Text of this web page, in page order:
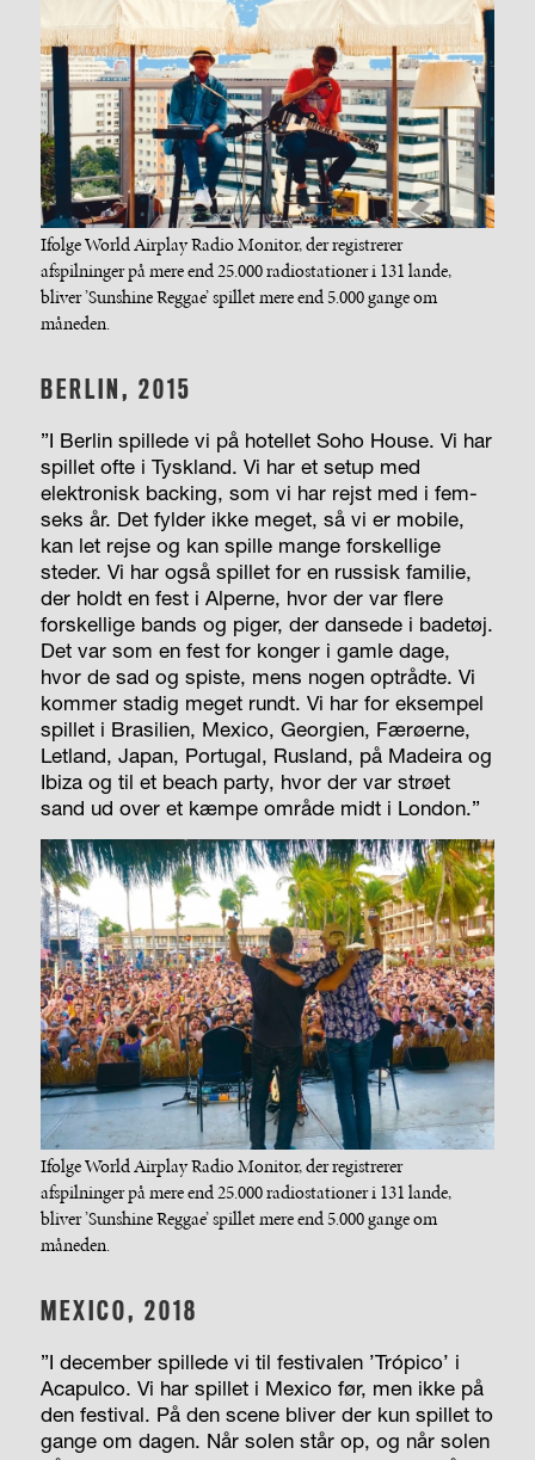
Ifølge World Airplay Radio Monitor, der registrerer
afspilninger på mere end 25.000 radiostationer i 131 lande,
bliver ’Sunshine Reggae’ spillet mere end 5.000 gange om
måneden.
BERLIN, 2015
”I Berlin spillede vi på hotellet Soho House. Vi har
spillet ofte i Tyskland. Vi har et setup med
elektronisk backing, som vi har rejst med i fem-
seks år. Det fylder ikke meget, så vi er mobile,
kan let rejse og kan spille mange forskellige
steder. Vi har også spillet for en russisk familie,
der holdt en fest i Alperne, hvor der var flere
forskellige bands og piger, der dansede i badetøj.
Det var som en fest for konger i gamle dage,
hvor de sad og spiste, mens nogen optrådte. Vi
kommer stadig meget rundt. Vi har for eksempel
spillet i Brasilien, Mexico, Georgien, Færøerne,
Letland, Japan, Portugal, Rusland, på Madeira og
Ibiza og til et beach party, hvor der var strøet
sand ud over et kæmpe område midt i London.”
Ifølge World Airplay Radio Monitor, der registrerer
afspilninger på mere end 25.000 radiostationer i 131 lande,
bliver ’Sunshine Reggae’ spillet mere end 5.000 gange om
måneden.
MEXICO, 2018
”I december spillede vi til festivalen ’Trópico’ i
Acapulco. Vi har spillet i Mexico før, men ikke på
den festival. På den scene bliver der kun spillet to
gange om dagen. Når solen står op, og når solen